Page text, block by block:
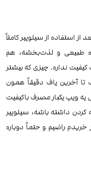
استفاده از سیلوپیر کاملاً
و لذت‌بخشه، هم
نداره. چیزی که بیشتر
تا آخرین پاف دقیقاً همون
یه ویپ یکبار مصرف باکیفیت
داشته باشه، سیلوپیر
راضیم و حتماً دوباره